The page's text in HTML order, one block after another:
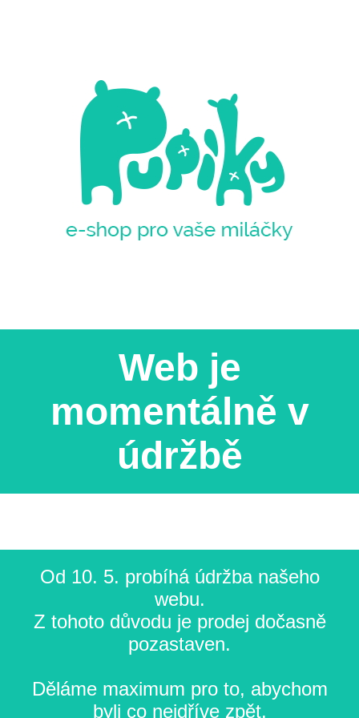
Web je
momentálně v
údržbě
Od 10. 5. probíhá údržba našeho
webu.
Z tohoto důvodu je prodej dočasně
pozastaven.
Děláme maximum pro to, abychom
byli co nejdříve zpět.